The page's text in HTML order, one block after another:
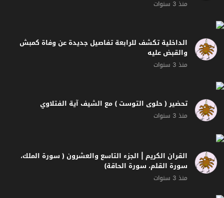
منذ 3 سنوات
منذ 3 سنوات
في الكاظمية ودعوات لتنظيم آليات التسجيل
منذ 3 سنوات